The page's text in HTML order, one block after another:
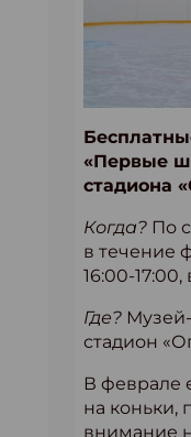
«Первые
стадиона
Когда? По
в течение
16:00-17:00,
Где?
стадион
В феврале
на коньки,
внимание